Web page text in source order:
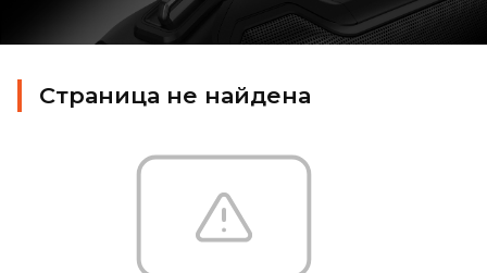
Страница не найдена